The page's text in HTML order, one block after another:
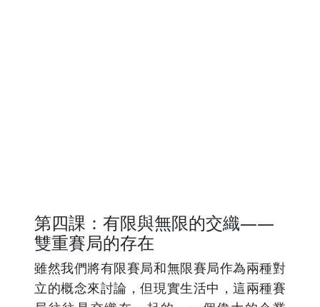
第四課：有限與無限的交織——
雙重賽局的存在
雖然我們將有限賽局和無限賽局作為兩種對
立的概念來討論，但現實生活中，這兩種賽